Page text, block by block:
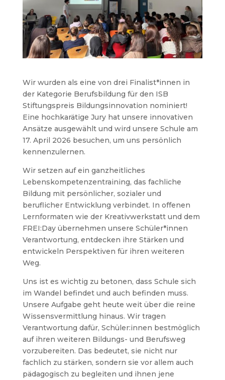
Wir wurden als eine von drei Finalist*innen in
der Kategorie Berufsbildung für den ISB
Stiftungspreis Bildungsinnovation nominiert!
Eine hochkarätige Jury hat unsere innovativen
Ansätze ausgewählt und wird unsere Schule am
17. April 2026 besuchen, um uns persönlich
kennenzulernen.
Wir setzen auf ein ganzheitliches
Lebenskompetenzentraining, das fachliche
Bildung mit persönlicher, sozialer und
beruflicher Entwicklung verbindet. In offenen
Lernformaten wie der Kreativwerkstatt und dem
FREI:Day übernehmen unsere Schüler*innen
Verantwortung, entdecken ihre Stärken und
entwickeln Perspektiven für ihren weiteren
Weg.
Uns ist es wichtig zu betonen, dass Schule sich
im Wandel befindet und auch befinden muss.
Unsere Aufgabe geht heute weit über die reine
Wissensvermittlung hinaus. Wir tragen
Verantwortung dafür, Schüler:innen bestmöglich
auf ihren weiteren Bildungs- und Berufsweg
vorzubereiten. Das bedeutet, sie nicht nur
fachlich zu stärken, sondern sie vor allem auch
pädagogisch zu begleiten und ihnen jene